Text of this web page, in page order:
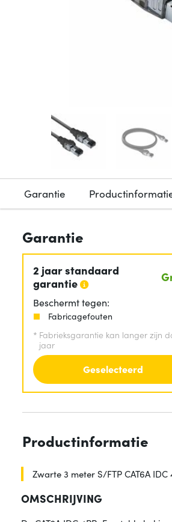
Garantie
Garantie
2 jaar standaard
garantie
Beschermt tegen:
Fabricagefouten
* Fabrieksgarantie kan langer zijn
jaar
Geselecteerd
Productinformatie
Zwarte 3 meter S/FTP CAT6A
OMSCHRIJVING